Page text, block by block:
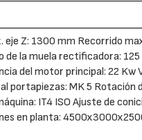
Z: 1300 mm Recorrido
la muela rectificadora:
del motor principal: 22 Kw
portapiezas: MK 5 Rotación
IT4 ISO Ajuste de
en planta: